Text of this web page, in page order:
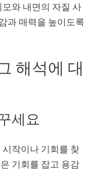
와 내면의 자질 사
과 매력을 높이도록
해석에 대
세요
작이나 기회를 찾
기회를 잡고 용감